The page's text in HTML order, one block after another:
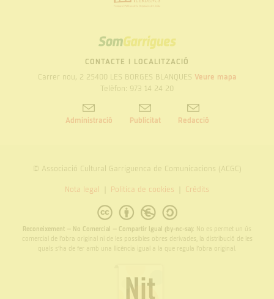
SOM
GARRIGUES
CONTACTE I LOCALITZACIÓ
Carrer nou, 2 25400 LES BORGES BLANQUES Veure mapa
Telèfon: 973 14 24 20
Administració Publicitat Redacció
© Associació Cultural Garriguenca de Comunicacions (ACGC)
Nota legal Politica de cookies Crèdits
Reconeixement – No Comercial – Compartir Igual (by-nc-sa): No es permet un ús
comercial de l’obra original ni de les possibles obres derivades, la distribució de les
quals s’ha de fer amb una llicència igual a la que regula l’obra original.